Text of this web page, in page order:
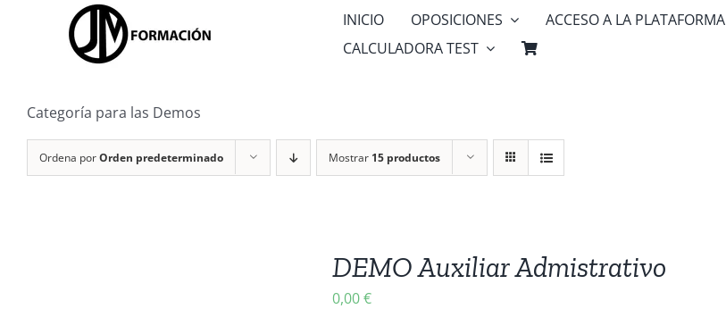
INICIO OPOSICIONES ACCESO A LA PLATAFORMA
CALCULADORA TEST
Categoría para las Demos
Ordena porOrden predeterminado Mostrar 15 productos
DEMO Auxiliar Admistrativo
0,00€